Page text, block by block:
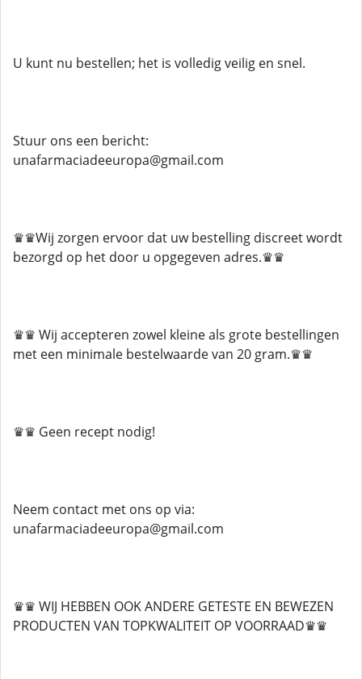
U kunt nu bestellen; het is volledig veilig en snel.
Stuur ons een bericht:
unafarmaciadeeuropa@gmail.com
♛♛Wij zorgen ervoor dat uw bestelling discreet wordt
bezorgd op het door u opgegeven adres.♛♛
♛♛ Wij accepteren zowel kleine als grote bestellingen
met een minimale bestelwaarde van 20 gram.♛♛
♛♛ Geen recept nodig!
Neem contact met ons op via:
unafarmaciadeeuropa@gmail.com
♛♛ WIJ HEBBEN OOK ANDERE GETESTE EN BEWEZEN
PRODUCTEN VAN TOPKWALITEIT OP VOORRAAD♛♛